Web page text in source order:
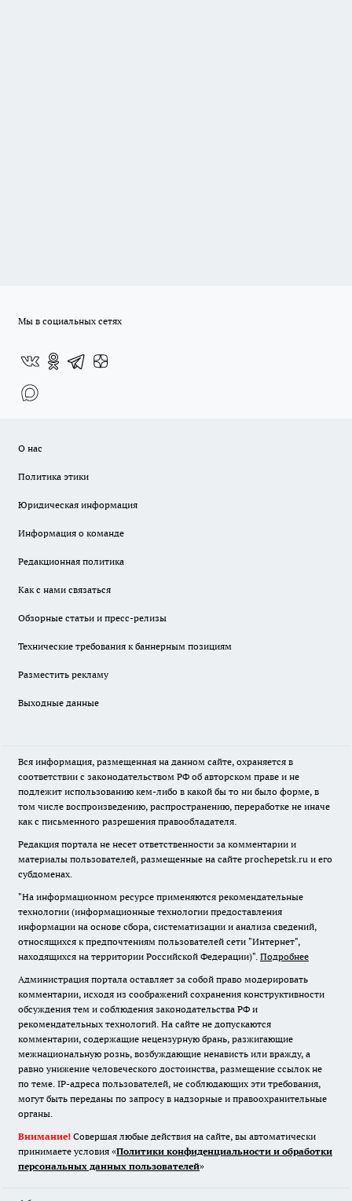
Мы в социальных сетях
О нас
Политика этики
Юридическая информация
Информация о команде
Редакционная политика
Как с нами связаться
Обзорные статьи и пресс-релизы
Технические требования к баннерным позициям
Разместить рекламу
Выходные данные
Вся информация, размещенная на данном сайте, охраняется в
соответствии с законодательством РФ об авторском праве и не
подлежит использованию кем-либо в какой бы то ни было форме, в
том числе воспроизведению, распространению, переработке не иначе
как с письменного разрешения правообладателя.
Редакция портала не несет ответственности за комментарии и
материалы пользователей, размещенные на сайте prochepetsk.ru и его
субдоменах.
"На информационном ресурсе применяются рекомендательные
технологии (информационные технологии предоставления
информации на основе сбора, систематизации и анализа сведений,
относящихся к предпочтениям пользователей сети "Интернет",
находящихся на территории Российской Федерации)". Подробнее
Администрация портала оставляет за собой право модерировать
комментарии, исходя из соображений сохранения конструктивности
обсуждения тем и соблюдения законодательства РФ и
рекомендательных технологий. На сайте не допускаются
комментарии, содержащие нецензурную брань, разжигающие
межнациональную рознь, возбуждающие ненависть или вражду, а
равно унижение человеческого достоинства, размещение ссылок не
по теме. IP-адреса пользователей, не соблюдающих эти требования,
могут быть переданы по запросу в надзорные и правоохранительные
органы.
Внимание! Совершая любые действия на сайте, вы автоматически
принимаете условия «Политики конфиденциальности и обработки
персональных данных пользователей»